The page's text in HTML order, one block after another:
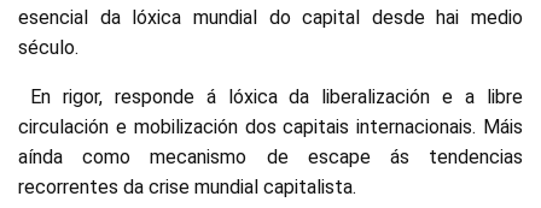
esencial da lóxica mundial do capital desde hai medio
século.
En rigor, responde á lóxica da liberalización e a libre
circulación e mobilización dos capitais internacionais. Máis
aínda como mecanismo de escape ás tendencias
recorrentes da crise mundial capitalista.